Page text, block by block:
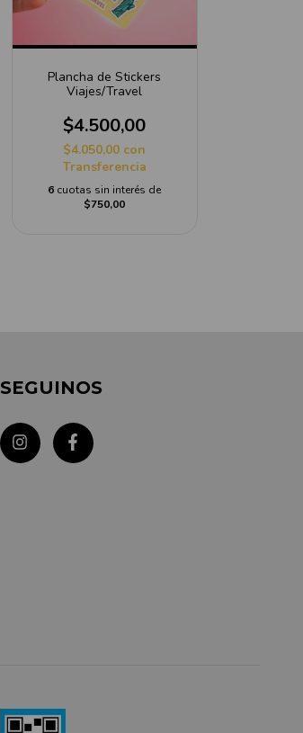
Plancha de Stickers
Viajes/Travel
$4.500,00
$4.050,00 con
Transferencia
6 cuotas sin interés de
$750,00
SEGUINOS